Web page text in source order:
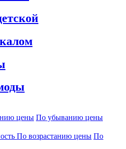
цены По убыванию цены
По возрастанию цены По